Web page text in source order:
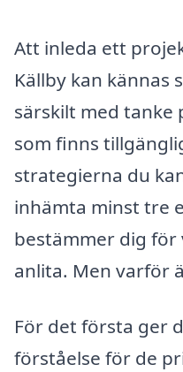
Att inleda ett
Källby kan kännas
särskilt med tanke
som finns
strategierna du
inhämta minst tre
bestämmer dig för
anlita. Men varför
För det första ger
förståelse för de